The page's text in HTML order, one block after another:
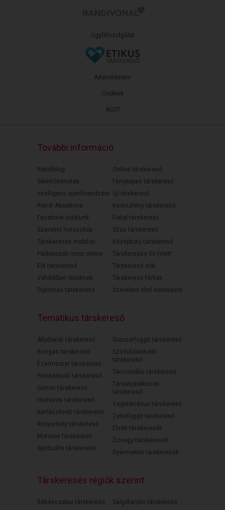
Ügyfélszolgálat
ÁSZF
Adatvédelem
Cookiek
További információ
Randiblog
Sikertörténetek
Intelligens ajánlórendszer
Randi Akadémia
Facebook oldalunk
Szerelmi horoszkóp
Társkeresés mobilon
Párkeresők most online
Elit társkereső
Válófélben lévőknek
Diplomás társkereső
Online társkereső
Fényképes társkereső
Új társkereső
Keresztény társkereső
Fiatal társkereső
30as társkereső
Középkorú társkereső
Társkeresés 50 felett
Társkereső nők
Társkereső férfiak
Szerelem első keresésre
Tematikus társkereső
Állatbarát társkereső
Bringás társkereső
Ezermester társkereső
Filmkedvelő társkereső
Gamer társkereső
Humoros társkereső
Kertészkedő társkereső
Könyvmoly társkereső
Motoros társkereső
Spirituális társkereső
Sorozatfüggő társkereső
Színházkedvelő
társkereső
Táncoslábú társkereső
Társasjátékozós
társkereső
Vegetáriánus társkereső
Zenefüggő társkereső
Elvált társkeresők
Özvegy társkeresők
Gyermekes társkeresők
Társkeresés régiók szerint
Békéscsabai társkereső
Salgótarjáni társkereső